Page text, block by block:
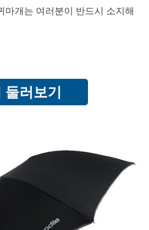
마개는 여러분이 반드시 소지해
둘러보기